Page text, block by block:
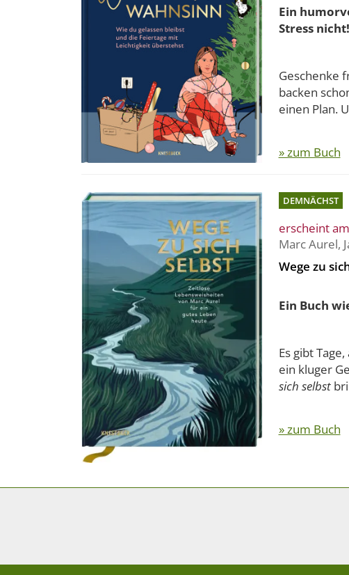
Ein
Stress nicht!
Geschenke
backen
einen Plan.
» zum Buch
DEMNÄCHST
erscheint
Marc Aurel,
Wege zu
Ein Buch
Es gibt
ein kluger
sich selbst
» zum Buch